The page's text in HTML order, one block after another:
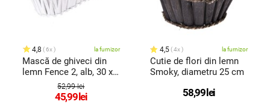
4,8 6x la furnizor
Mască de ghiveci din
lemn Fence 2, alb, 30 x
10 x 14 cm52,99 lei
45,99 lei
4,5 4x la furnizor
Cutie de flori din lemn
Smoky, diametru 25 cm
58,99 lei